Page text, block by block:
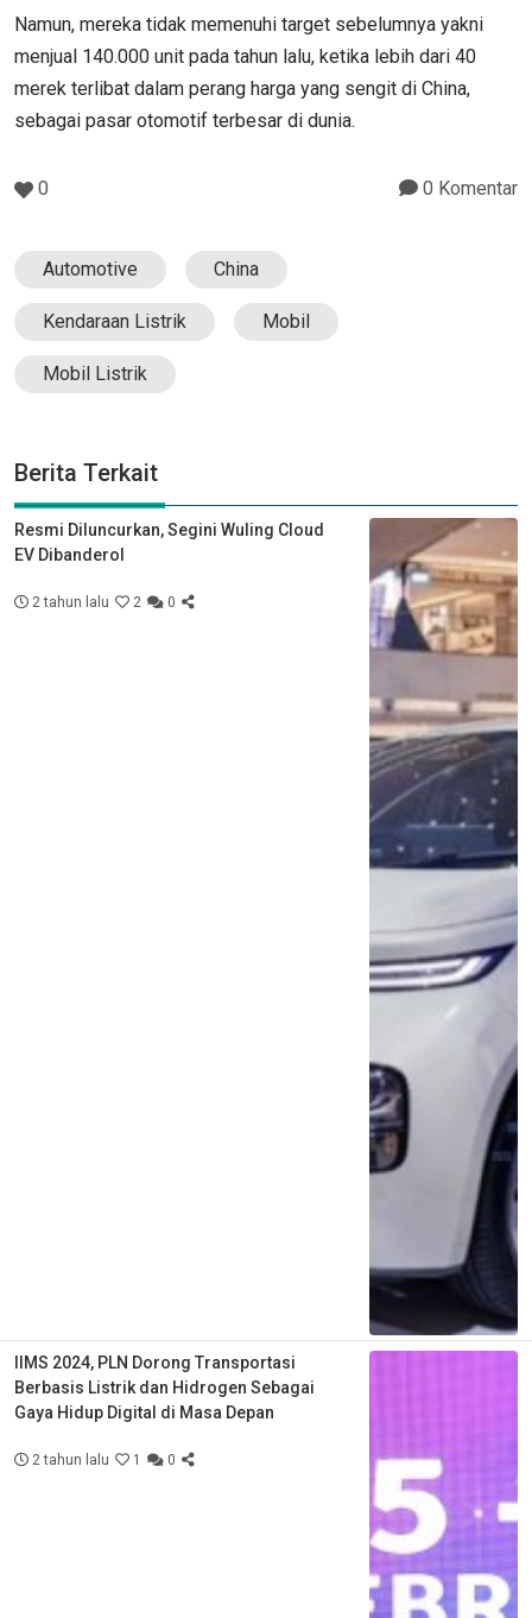
Namun, mereka tidak memenuhi target sebelumnya yakni
menjual 140.000 unit pada tahun lalu, ketika lebih dari 40
merek terlibat dalam perang harga yang sengit di China,
sebagai pasar otomotif terbesar di dunia.
0 0 Komentar
Automotive China
Kendaraan Listrik Mobil
Mobil Listrik
Berita Terkait
Resmi Diluncurkan, Segini Wuling Cloud
EV Dibanderol
2 tahun lalu 2 0
IIMS 2024, PLN Dorong Transportasi
Berbasis Listrik dan Hidrogen Sebagai
Gaya Hidup Digital di Masa Depan
2 tahun lalu 1 0